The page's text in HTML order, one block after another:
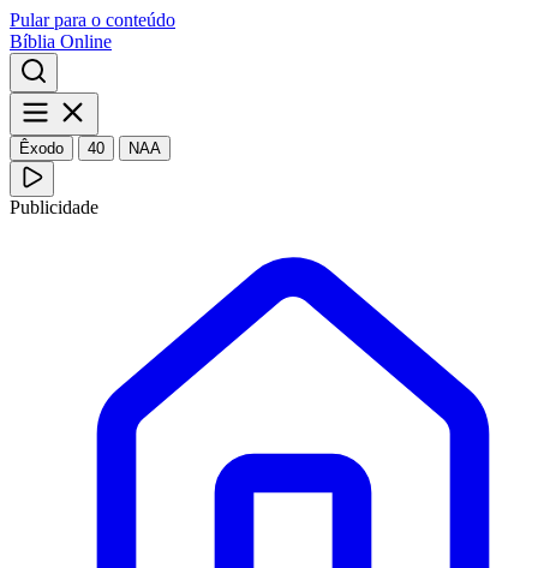
Pular para o conteúdo
Bíblia Online
Êxodo 40 NAA
Publicidade